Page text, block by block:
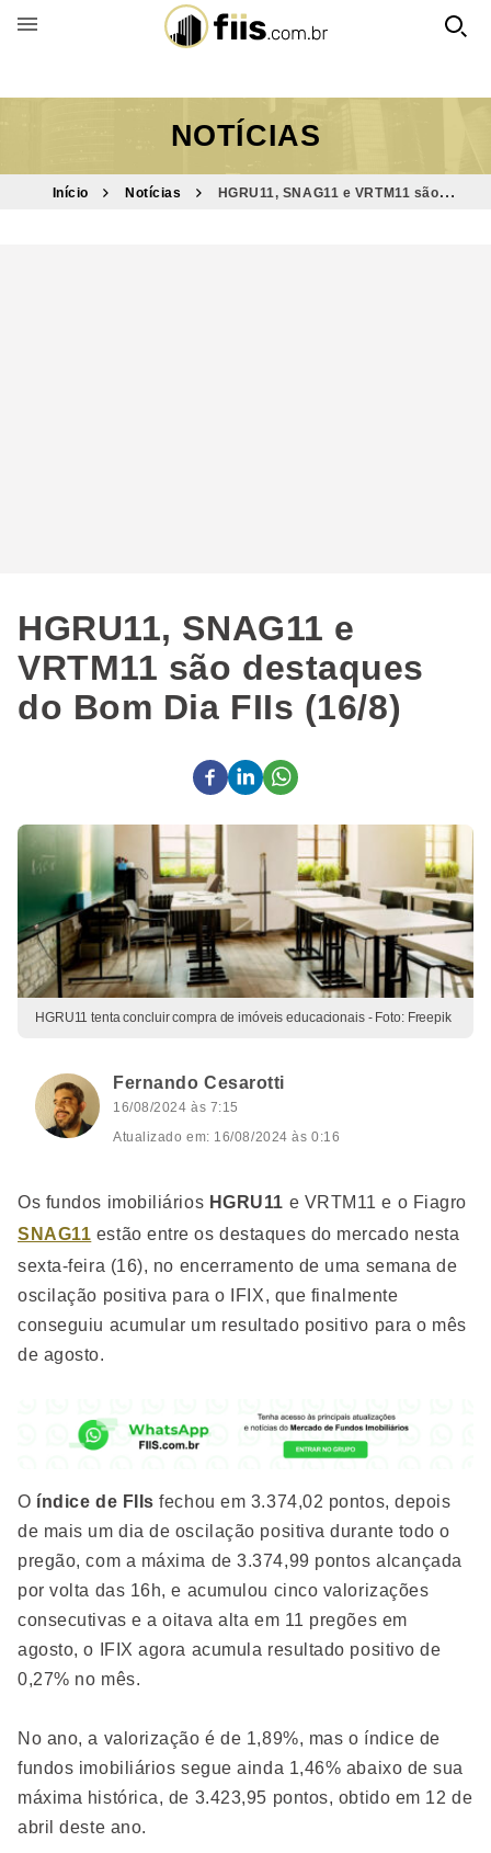
BUSCAR POR FUNDO
NOTÍCIAS
Início Notícias
HGRU11, SNAG11 e VRTM11 são
HGRU11, SNAG11 e
VRTM11 são destaques
do Bom Dia FIIs (16/8)
HGRU11 tenta concluir compra de imóveis educacionais - Foto: Freepik
Fernando Cesarotti
16/08/2024 às 7:15
Atualizado em: 16/08/2024 às 0:16
Os fundos imobiliários HGRU11 e VRTM11 e o Fiagro
SNAG11 estão entre os destaques do mercado nesta
sexta-feira (16), no encerramento de uma semana de
oscilação positiva para o IFIX, que finalmente
conseguiu acumular um resultado positivo para o mês
de agosto.
O índice de FIIs fechou em 3.374,02 pontos, depois
de mais um dia de oscilação positiva durante todo o
pregão, com a máxima de 3.374,99 pontos alcançada
por volta das 16h, e acumulou cinco valorizações
consecutivas e a oitava alta em 11 pregões em
agosto, o IFIX agora acumula resultado positivo de
0,27% no mês.
No ano, a valorização é de 1,89%, mas o índice de
fundos imobiliários segue ainda 1,46% abaixo de sua
máxima histórica, de 3.423,95 pontos, obtido em 12 de
abril deste ano.